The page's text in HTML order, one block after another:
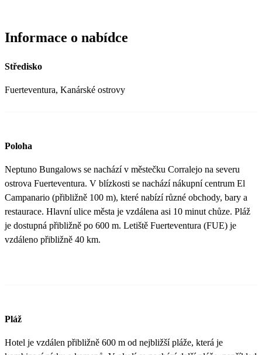
Informace o nabídce
Středisko
Fuerteventura, Kanárské ostrovy
Poloha
Neptuno Bungalows se nachází v městečku Corralejo na severu
ostrova Fuerteventura. V blízkosti se nachází nákupní centrum El
Campanario (přibližně 100 m), které nabízí různé obchody, bary a
restaurace. Hlavní ulice města je vzdálena asi 10 minut chůze. Pláž
je dostupná přibližně po 600 m. Letiště Fuerteventura (FUE) je
vzdáleno přibližně 40 km.
Pláž
Hotel je vzdálen přibližně 600 m od nejbližší pláže, která je